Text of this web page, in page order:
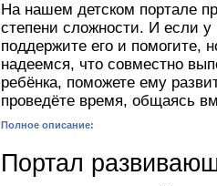
На нашем детском портале
степени сложности. И если
поддержите его и помогите,
надеемся, что совместно
ребёнка, поможете ему
проведёте время, общаясь
Полное описание:
Портал